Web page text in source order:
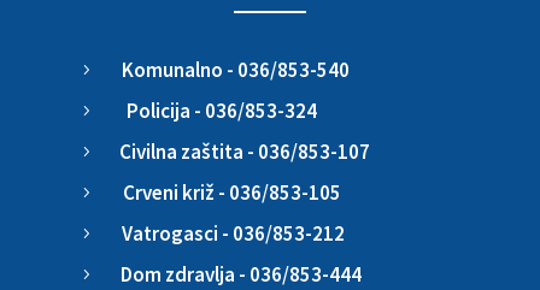
5 Komunalno - 036/853-540
5 Policija - 036/853-324
5 Civilna zaštita - 036/853-107
5 Crveni križ - 036/853-105
5 Vatrogasci - 036/853-212
5 Dom zdravlja - 036/853-444